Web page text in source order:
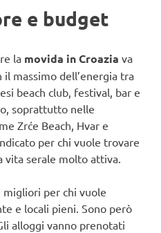
e budget
la movida in Croazia va
massimo dell’energia tra
beach club, festival, bar e
soprattutto nelle
Zrće Beach, Hvar e
per chi vuole trovare
vita serale molto attiva.
migliori per chi vuole
e locali pieni. Sono però
alloggi vanno prenotati